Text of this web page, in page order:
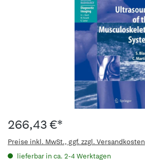
266,43 €*
Preise inkl. MwSt., ggf. zzgl. Versandkosten
lieferbar in ca. 2-4 Werktagen